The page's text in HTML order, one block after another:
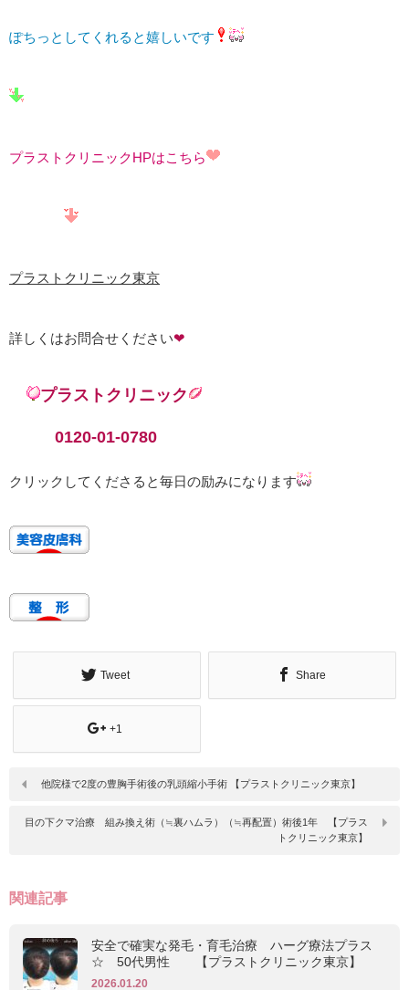
ぽちっとしてくれると嬉しいです
プラストクリニックHPはこちら
プラストクリニック東京
詳しくはお問合せください❤
プラストクリニック
0120-01-0780
クリックしてくださると毎日の励みになります
Tweet Share
+1
他院様で2度の豊胸手術後の乳頭縮小手術 【プラストクリニック東京】
目の下クマ治療 組み換え術（≒裏ハムラ）（≒再配置）術後1年 【プラス
トクリニック東京】
関連記事
安全で確実な発毛・育毛治療 ハーグ療法プラス
☆ 50代男性 【プラストクリニック東京】
2026.01.20